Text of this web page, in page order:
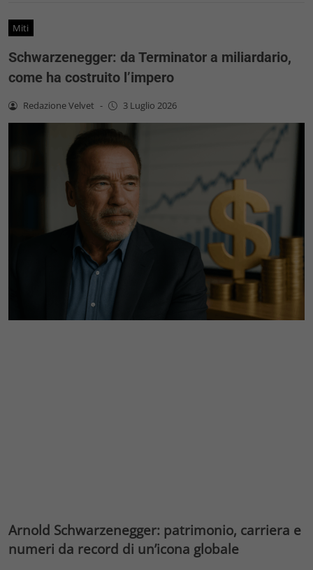
Miti
Schwarzenegger: da Terminator a miliardario,
come ha costruito l’impero
Redazione Velvet - 3 Luglio 2026
Arnold Schwarzenegger: patrimonio, carriera e
numeri da record di un’icona globale